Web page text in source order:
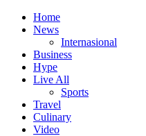
Home
News
Internasional
Business
Hype
Live All
Sports
Travel
Culinary
Video